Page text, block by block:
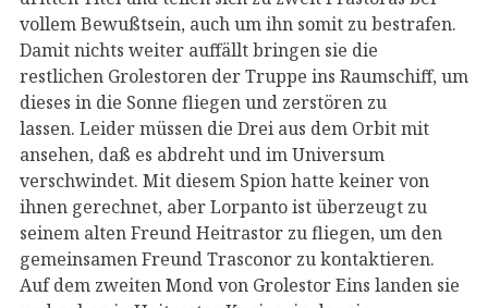
vollem Bewußtsein, auch um ihn somit zu bestrafen.
Damit nichts weiter auffällt bringen sie die
restlichen Grolestoren der Truppe ins Raumschiff, um
dieses in die Sonne fliegen und zerstören zu
lassen. Leider müssen die Drei aus dem Orbit mit
ansehen, daß es abdreht und im Universum
verschwindet. Mit diesem Spion hatte keiner von
ihnen gerechnet, aber Lorpanto ist überzeugt zu
seinem alten Freund Heitrastor zu fliegen, um den
gemeinsamen Freund Trasconor zu kontaktieren.
Auf dem zweiten Mond von Grolestor Eins landen sie